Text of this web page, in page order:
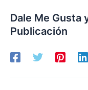
Dale Me Gusta
Publicación